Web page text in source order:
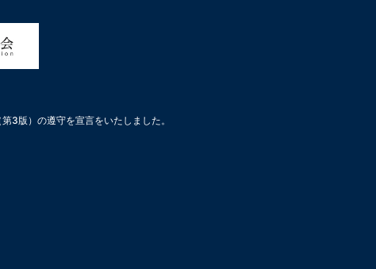
3版）の遵守を宣言をいたしました。